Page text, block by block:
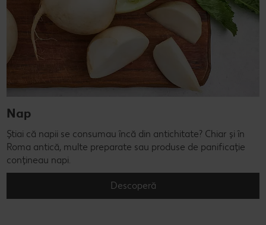
Nap
Știai că napii se consumau încă din antichitate? Chiar și în
Roma antică, multe preparate sau produse de panificație
conțineau napi.
Descoperă